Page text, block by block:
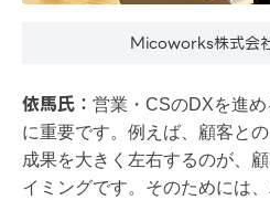
Micoworks株式会
依馬氏： 営業・CSのDXを進
に重要です。例えば、顧客と
成果を大きく左右するのが、
イミングです。そのためには